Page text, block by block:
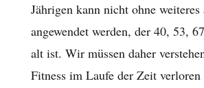
Jährigen kann nicht ohne
angewendet werden, der 40, 53,
alt ist. Wir müssen daher
Fitness im Laufe der Zeit verloren